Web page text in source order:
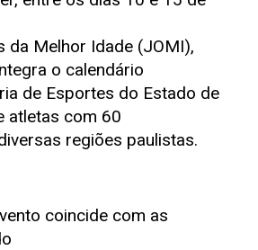
da Melhor Idade (JOMI),
o calendário
de Esportes do Estado de
atletas com 60
regiões paulistas.
coincide com as